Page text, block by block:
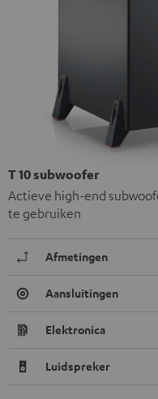
T 10 subwoofer
Actieve high-end
te gebruiken
Afmetingen
Aansluitingen
Elektronica
Luidspreker